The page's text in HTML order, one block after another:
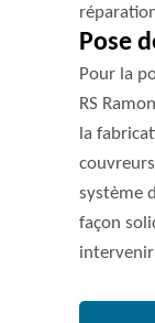
Pose
Pour la
RS
la
système
façon